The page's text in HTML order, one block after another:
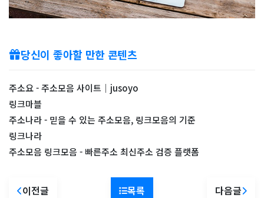
당신이 좋아할 만한 콘텐츠
주소요 - 주소모음 사이트｜jusoyo
링크마블
주소나라 - 믿을 수 있는 주소모음, 링크모음의 기준
링크나라
주소모음 링크모음 - 빠른주소 최신주소 검증 플랫폼
이전글 목록 다음글